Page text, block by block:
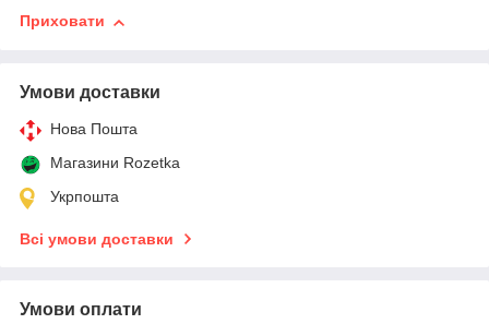
Приховати
Умови доставки
Нова Пошта
Магазини Rozetka
Укрпошта
Всі умови доставки
Умови оплати